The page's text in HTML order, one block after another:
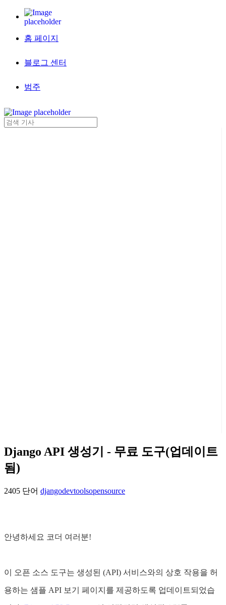
홈 페이지
블로그 센터
범주
Django API 생성기 - 무료 도구(업데이트
됨)
2405 단어 djangodevtoolsopensource
안녕하세요 코더 여러분!
이 오픈 소스 도구는 생성된 (API) 서비스와의 상호 작용을 허
용하는 샘플 API 보기 페이지를 제공하도록 업데이트되었습